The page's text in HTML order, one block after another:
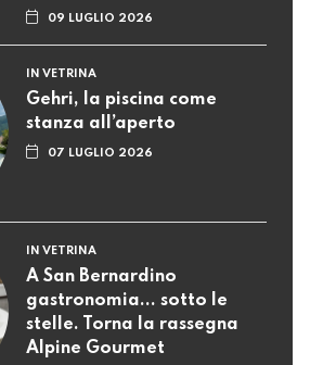
09 LUGLIO 2026
IN VETRINA
Gehri, la piscina come
stanza all’aperto
07 LUGLIO 2026
IN VETRINA
A San Bernardino
gastronomia... sotto le
stelle. Torna la rassegna
Alpine Gourmet